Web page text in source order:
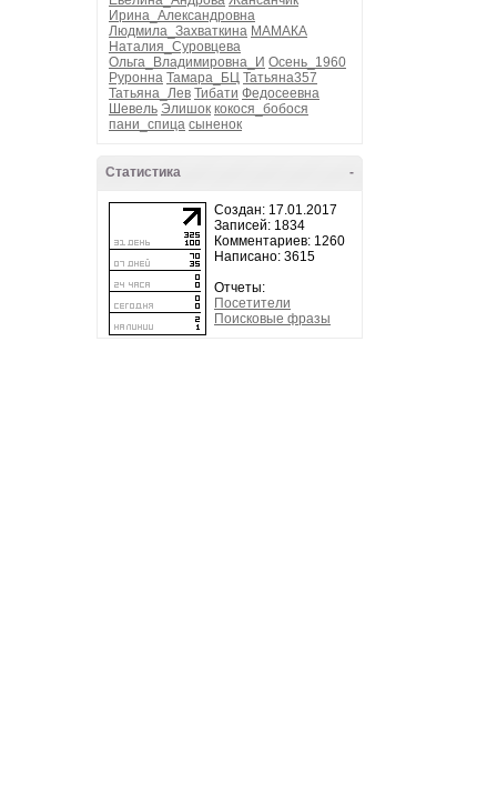
Ирина_Александровна
Людмила_Захваткина МАМАКА
Наталия_Суровцева
Ольга_Владимировна_И Осень_1960
Руронна Тамара_БЦ Татьяна357
Татьяна_Лев Тибати Федосеевна
Шевель Элишок кокося_бобося
пани_спица сыненок
-
Статистика
Создан: 17.01.2017
Записей: 1834
Комментариев: 1260
Написано: 3615
Отчеты:
Посетители
Поисковые фразы